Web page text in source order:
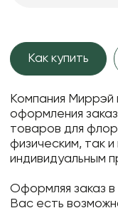
Как купить
Компания
оформления
товаров для
физическим, так
индивидуальным
Оформляя заказ
Вас есть